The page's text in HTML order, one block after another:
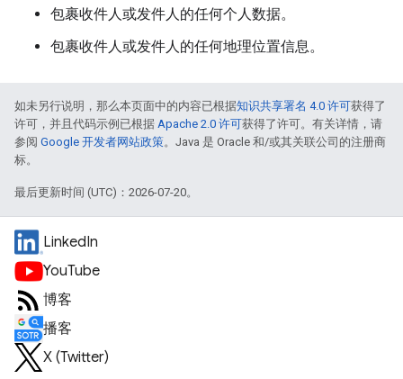
包裹收件人或发件人的任何个人数据。
包裹收件人或发件人的任何地理位置信息。
如未另行说明，那么本页面中的内容已根据知识共享署名 4.0 许可获得了
许可，并且代码示例已根据 Apache 2.0 许可获得了许可。有关详情，请
参阅 Google 开发者网站政策。Java 是 Oracle 和/或其关联公司的注册商
标。
最后更新时间 (UTC)：2026-07-20。
LinkedIn
YouTube
博客
播客
X (Twitter)